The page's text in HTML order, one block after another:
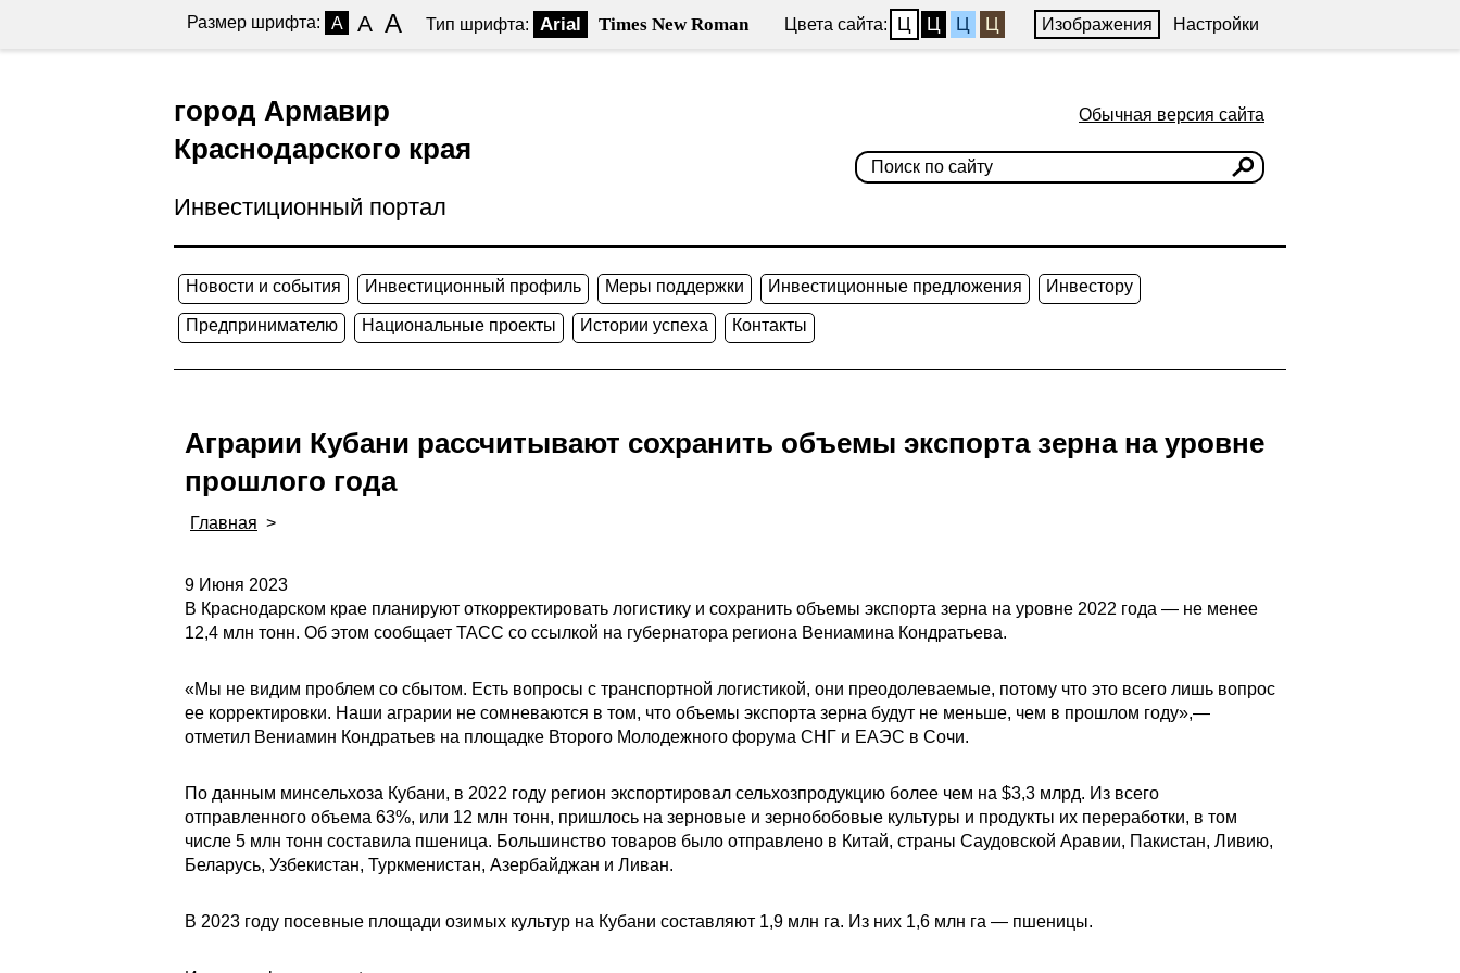
Размер шрифта: A A A Тип шрифта: Arial Times New Roman Цвета сайта: Ц Ц Ц Ц Изображения Настройки
город Армавир
Краснодарского края
Инвестиционный портал
Обычная версия сайта
Новости и события Инвестиционный профиль Меры поддержки Инвестиционные предложения Инвестору
Предпринимателю Национальные проекты Истории успеха Контакты
Аграрии Кубани рассчитывают сохранить объемы экспорта зерна на уровне
прошлого года
Главная >
9 Июня 2023
В Краснодарском крае планируют откорректировать логистику и сохранить объемы экспорта зерна на уровне 2022 года — не менее
12,4 млн тонн. Об этом сообщает ТАСС со ссылкой на губернатора региона Вениамина Кондратьева.
«Мы не видим проблем со сбытом. Есть вопросы с транспортной логистикой, они преодолеваемые, потому что это всего лишь вопрос
ее корректировки. Наши аграрии не сомневаются в том, что объемы экспорта зерна будут не меньше, чем в прошлом году»,—
отметил Вениамин Кондратьев на площадке Второго Молодежного форума СНГ и ЕАЭС в Сочи.
По данным минсельхоза Кубани, в 2022 году регион экспортировал сельхозпродукцию более чем на $3,3 млрд. Из всего
отправленного объема 63%, или 12 млн тонн, пришлось на зерновые и зернобобовые культуры и продукты их переработки, в том
числе 5 млн тонн составила пшеница. Большинство товаров было отправлено в Китай, страны Саудовской Аравии, Пакистан, Ливию,
Беларусь, Узбекистан, Туркменистан, Азербайджан и Ливан.
В 2023 году посевные площади озимых культур на Кубани составляют 1,9 млн га. Из них 1,6 млн га — пшеницы.